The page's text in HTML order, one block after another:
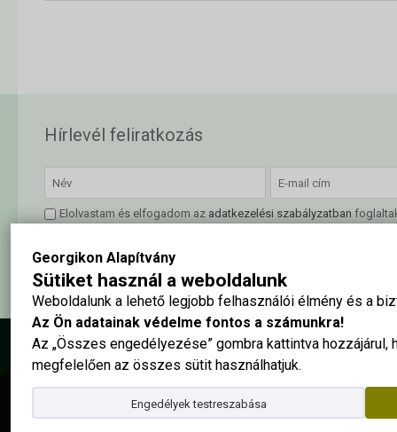
Georgikon Alapítvány
Sütiket használ a weboldalunk
Weboldalunk a lehető legjobb felhasználói élmény és a
Az Ön adatainak védelme fontos a számunkra!
Az „Összes engedélyezése” gombra kattintva hozzájárul,
megfelelően az összes sütit használhatjuk.
Engedélyek testreszabása
Hírlevél feliratkozás
Elolvastam és elfogadom az adatkezelési szabályzatban
© 2025 - Georgikon Alapítvány | site by